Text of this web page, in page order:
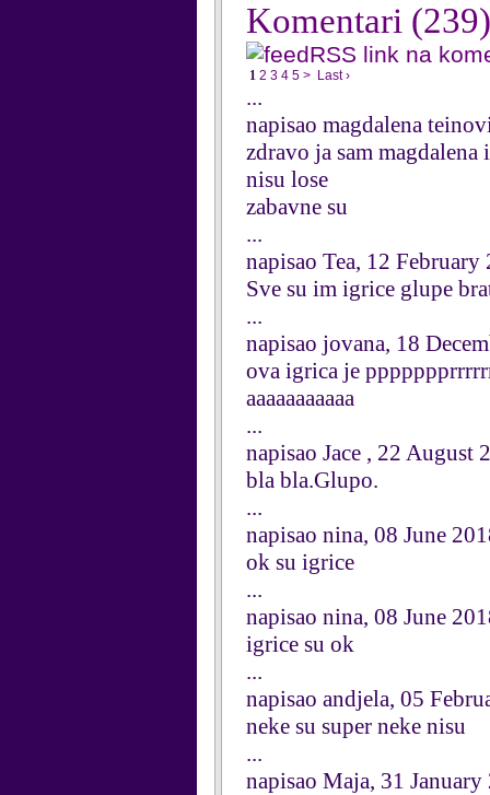
Komentari (239)
RSS link na
1 2 3 4 5 > Last ›
...
napisao magdalena
zdravo ja sam
nisu lose
zabavne su
...
napisao Tea, 12 February
Sve su im igrice glupe
...
napisao jovana, 18
ova igrica je
aaaaaaaaaaa
...
napisao Jace , 22 August
bla bla.Glupo.
...
napisao nina, 08 June
ok su igrice
...
napisao nina, 08 June
igrice su ok
...
napisao andjela, 05
neke su super neke nisu
...
napisao Maja, 31 January